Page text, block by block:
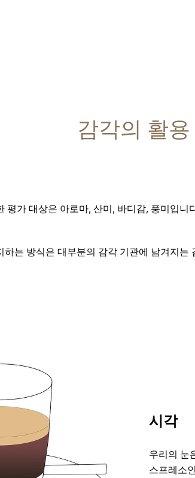
감각의 활용
평가 대상은 아로마, 산미, 바디감, 풍미입
는 방식은 대부분의 감각 기관에 남겨지는
시각
우리의 눈
스프레소